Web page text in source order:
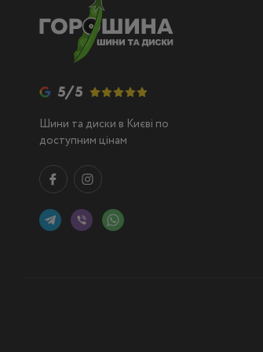
5/5
Шини та диски в Києві по
доступним цінам